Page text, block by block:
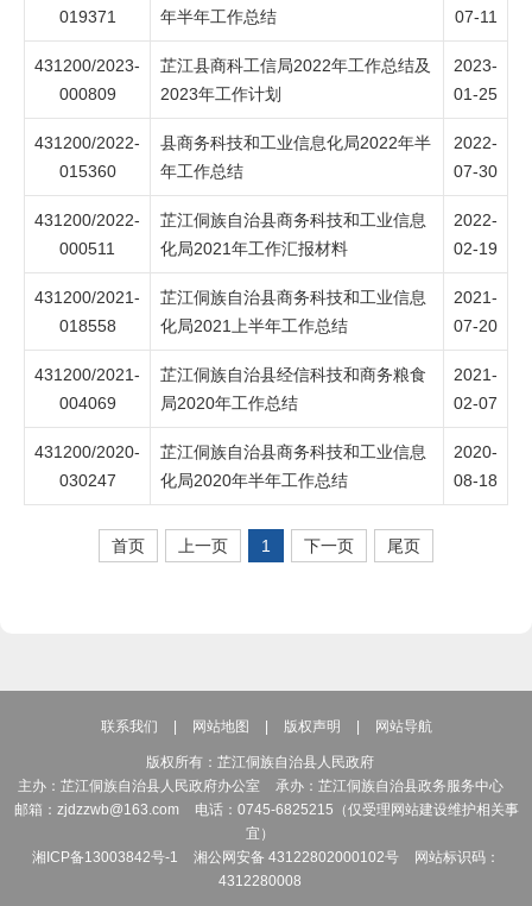
019371
年半年工作总结
07-11
431200/2023-
000809
芷江县商科工信局2022年工作总结及
2023年工作计划
2023-
01-25
431200/2022-
015360
县商务科技和工业信息化局2022年半
年工作总结
2022-
07-30
431200/2022-
000511
芷江侗族自治县商务科技和工业信息
化局2021年工作汇报材料
2022-
02-19
431200/2021-
018558
芷江侗族自治县商务科技和工业信息
化局2021上半年工作总结
2021-
07-20
431200/2021-
004069
芷江侗族自治县经信科技和商务粮食
局2020年工作总结
2021-
02-07
431200/2020-
030247
芷江侗族自治县商务科技和工业信息
化局2020年半年工作总结
2020-
08-18
首页 上一页 1 下一页 尾页
联系我们 网站地图 版权声明 网站导航
版权所有：芷江侗族自治县人民政府
主办：芷江侗族自治县人民政府办公室
承办：芷江侗族自治县政务服务中心
邮箱：zjdzzwb@163.com
电话：0745-6825215（仅受理网站建设维护相关事
宜）
湘ICP备13003842号-1
湘公网安备 43122802000102号
网站标识码：
4312280008